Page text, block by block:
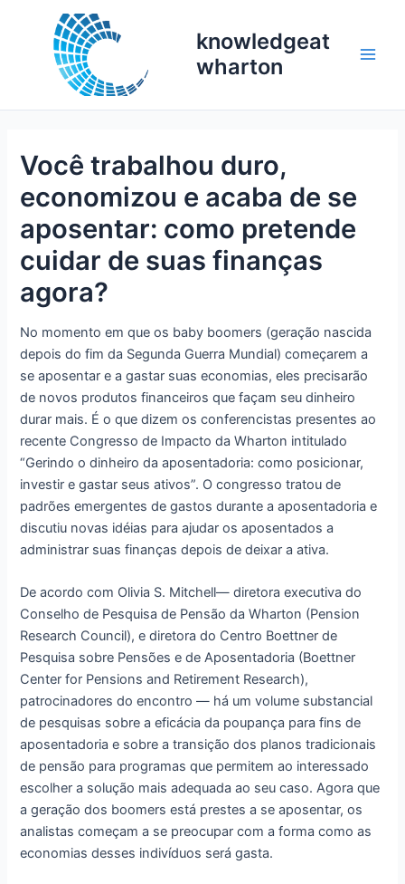
knowledgeat
wharton
Você trabalhou duro,
economizou e acaba de se
aposentar: como pretende
cuidar de suas finanças
agora?
No momento em que os baby boomers (geração nascida
depois do fim da Segunda Guerra Mundial) começarem a
se aposentar e a gastar suas economias, eles precisarão
de novos produtos financeiros que façam seu dinheiro
durar mais. É o que dizem os conferencistas presentes ao
recente Congresso de Impacto da Wharton intitulado
“Gerindo o dinheiro da aposentadoria: como posicionar,
investir e gastar seus ativos”. O congresso tratou de
padrões emergentes de gastos durante a aposentadoria e
discutiu novas idéias para ajudar os aposentados a
administrar suas finanças depois de deixar a ativa.
De acordo com Olivia S. Mitchell— diretora executiva do
Conselho de Pesquisa de Pensão da Wharton (Pension
Research Council), e diretora do Centro Boettner de
Pesquisa sobre Pensões e de Aposentadoria (Boettner
Center for Pensions and Retirement Research),
patrocinadores do encontro — há um volume substancial
de pesquisas sobre a eficácia da poupança para fins de
aposentadoria e sobre a transição dos planos tradicionais
de pensão para programas que permitem ao interessado
escolher a solução mais adequada ao seu caso. Agora que
a geração dos boomers está prestes a se aposentar, os
analistas começam a se preocupar com a forma como as
economias desses indivíduos será gasta.